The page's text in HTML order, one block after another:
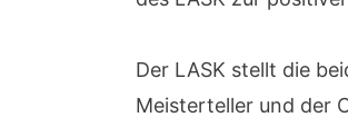
Der LASK stellt die
Meisterteller und der